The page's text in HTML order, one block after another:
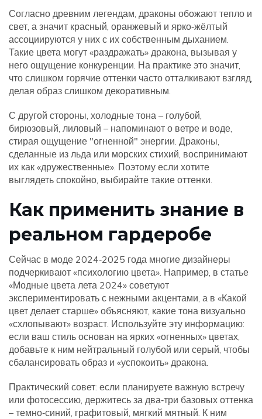
Согласно древним легендам, драконы обожают тепло и
свет, а значит красный, оранжевый и ярко‑жёлтый
ассоциируются у них с их собственным дыханием.
Такие цвета могут «раздражать» дракона, вызывая у
него ощущение конкуренции. На практике это значит,
что слишком горячие оттенки часто отталкивают взгляд,
делая образ слишком декоративным.
С другой стороны, холодные тона – голубой,
бирюзовый, лиловый – напоминают о ветре и воде,
стирая ощущение "огненной" энергии. Драконы,
сделанные из льда или морских стихий, воспринимают
их как «дружественные». Поэтому если хотите
выглядеть спокойно, выбирайте такие оттенки.
Как применить знание в
реальном гардеробе
Сейчас в моде 2024‑2025 года многие дизайнеры
подчеркивают «психологию цвета». Например, в статье
«Модные цвета лета 2024» советуют
экспериментировать с нежными акцентами, а в «Какой
цвет делает старше» объясняют, какие тона визуально
«схлопывают» возраст. Используйте эту информацию:
если ваш стиль основан на ярких «огненных» цветах,
добавьте к ним нейтральный голубой или серый, чтобы
сбалансировать образ и «успокоить» дракона.
Практический совет: если планируете важную встречу
или фотосессию, держитесь за два‑три базовых оттенка
– темно‑синий, графитовый, мягкий мятный. К ним